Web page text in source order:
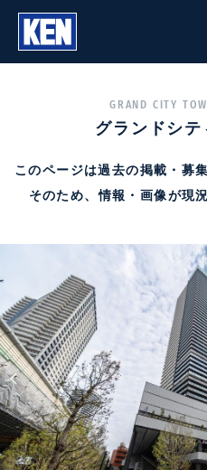
GRAND CITY
グランドシ
このページは過去の掲載・募
そのため、情報・画像が現